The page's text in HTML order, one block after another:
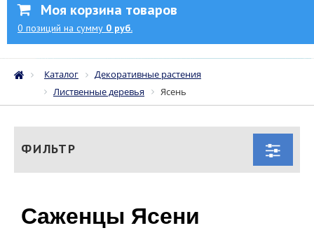
Моя корзина товаров
0 позиций на сумму 0 руб.
Каталог
Декоративные растения
Лиственные деревья
Ясень
ФИЛЬТР
Саженцы Ясени